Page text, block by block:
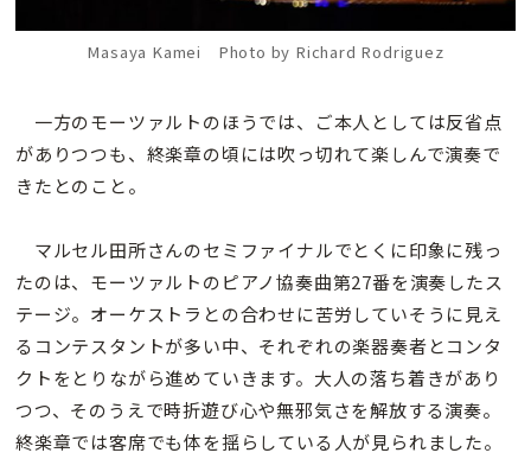
Masaya Kamei Photo by Richard Rodriguez
一方のモーツァルトのほうでは、ご本人としては反省点
がありつつも、終楽章の頃には吹っ切れて楽しんで演奏で
きたとのこと。
マルセル田所さんのセミファイナルでとくに印象に残っ
たのは、モーツァルトのピアノ協奏曲第27番を演奏したス
テージ。オーケストラとの合わせに苦労していそうに見え
るコンテスタントが多い中、それぞれの楽器奏者とコンタ
クトをとりながら進めていきます。大人の落ち着きがあり
つつ、そのうえで時折遊び心や無邪気さを解放する演奏。
終楽章では客席でも体を揺らしている人が見られました。